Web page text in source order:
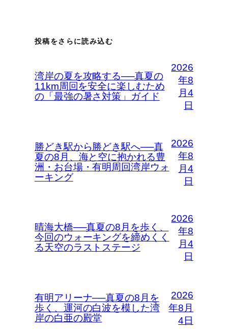
投稿をさらに読み込む
湾岸の夏を攻略する──真夏の
11km周回を安全に楽しむため
の「最強の暑さ対策」ガイド
2026
年8
月4
日
勝どき駅から勝どき駅へ──真
夏の8月、海と空に抱かれる豊
洲・お台場・有明周回湾岸ウォ
ーキング
2026
年8
月4
日
晴海大橋──真夏の8月を歩く、
今回のウォーキングを締めくく
る天空のラストステージ
2026
年8
月4
日
有明アリーナ──真夏の8月を
歩く、運河の白波を模した湾
岸の白亜の殿堂
2026
年8月
4日